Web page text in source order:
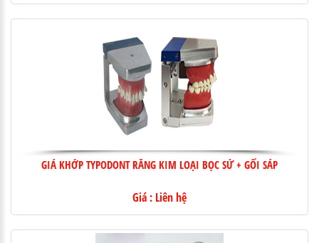
GIÁ KHỚP TYPODONT RĂNG KIM LOẠI BỌC SỨ + GỐI SÁP
Giá : Liên hệ